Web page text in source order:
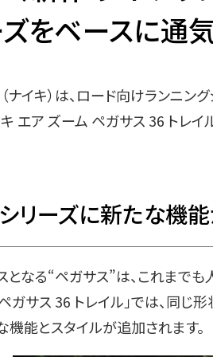
ズをベースに通
ナイキ）は、ロード向けランニン
キ エア ズーム ペガサス 36 トレイ
リーズに新たな機
なる“ペガサス”は、これまでも
ガサス 36 トレイル」では、同じ
機能とスタイルが追加されます。